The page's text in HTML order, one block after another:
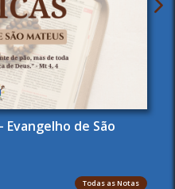
Evangelho de São
Todas as Notas